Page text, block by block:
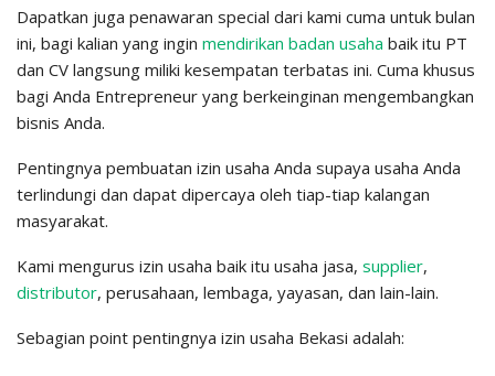
Dapatkan juga penawaran special dari kami cuma untuk bulan
ini, bagi kalian yang ingin mendirikan badan usaha baik itu PT
dan CV langsung miliki kesempatan terbatas ini. Cuma khusus
bagi Anda Entrepreneur yang berkeinginan mengembangkan
bisnis Anda.
Pentingnya pembuatan izin usaha Anda supaya usaha Anda
terlindungi dan dapat dipercaya oleh tiap-tiap kalangan
masyarakat.
Kami mengurus izin usaha baik itu usaha jasa, supplier,
distributor, perusahaan, lembaga, yayasan, dan lain-lain.
Sebagian point pentingnya izin usaha Bekasi adalah: